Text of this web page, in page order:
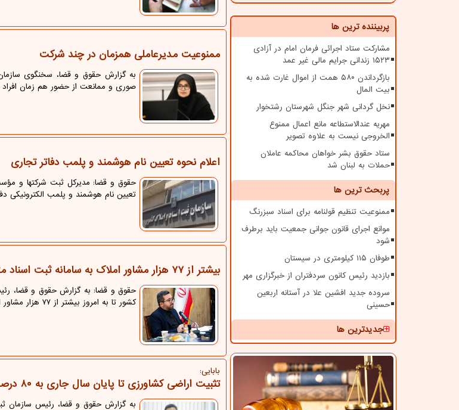
پربیننده ترین ها
مشارکت ستاد اجرائی فرمان امام در آزادی
۱۵۲۳ زندانی جرایم مالی غیر عمد
بازگرداندن ۵۸۰ همت از اموال غارت شده به
بیت المال
نخل گردانی شهر جنگل شهرستان رشتخوار
مهریه عندالاستطاعه مانع اعمال ممنوع
الخروجی نیست به علاوه تصویر
ستاد حقوق بشر خواهان محاکمه عاملان
حملات به لبنان شد
پربحث ترین ها
ممنوعیت تنظیم قولنامه برای اسناد سبزرنگ
موانع اجرای قانون جوانی جمعیت باید برطرف
شود
طوفان ۱۱۵ کیلومتری در سیستان
بازدید رئیس کانون سردفتران از خبرگزاری مهر
سروده جدید افشین علا در آستانه اربعین
حسینی
جدیدترین ها
ممنوعیت مدیرعاملی همزمان در چند شرکت
به گزارش حقوق و قضا، سخنگوی
صوری و ممانعت از حضور هم زمان
اعلام نحوه تعیین نام هوشمند و پلمب دفاتر تجاری
حقوق و قضا: مدیرکل ثبت شرکتها و
تعیین نام هوشمند و پلمب الکترونیکی
بیشتر از 77 هزار مشاور املاک به سامانه ثبت اسناد متصل شده اند
کشور تا به امروز بیشتر از ۷۷ هزار مشاور املاک به سامانه ثبت اسناد متصل شده اند.
بابایی:
تثبیت اراضی کشاورزی تا پایان سال جاری به ۸۰ درصد خواهد رسید